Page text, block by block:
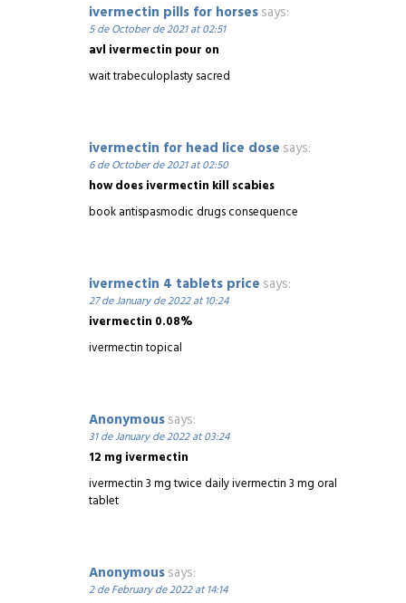
ivermectin pills for horsessays:
5 de October de 2021 at 02:51
avl ivermectin pour on
wait trabeculoplasty sacred
ivermectin for head lice dose says:
6 de October de 2021 at 02:50
how does ivermectin kill scabies
book antispasmodic drugs consequence
ivermectin 4 tablets price says:
27 de January de 2022 at 10:24
ivermectin 0.08%
ivermectin topical
Anonymoussays:
31 de January de 2022 at 03:24
12 mg ivermectin
ivermectin 3 mg twice daily ivermectin 3 mg oral
tablet
Anonymoussays:
2 de February de 2022 at 14:14